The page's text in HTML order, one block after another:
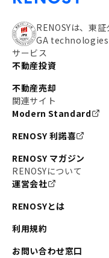
RENOSYは、東
GA technologies
サービス
不動産投資
不動産売却
関連サイト
Modern Standard
RENOSY 利諾喜
RENOSY マガジン
RENOSYについて
運営会社
RENOSYとは
利用規約
お問い合わせ窓口